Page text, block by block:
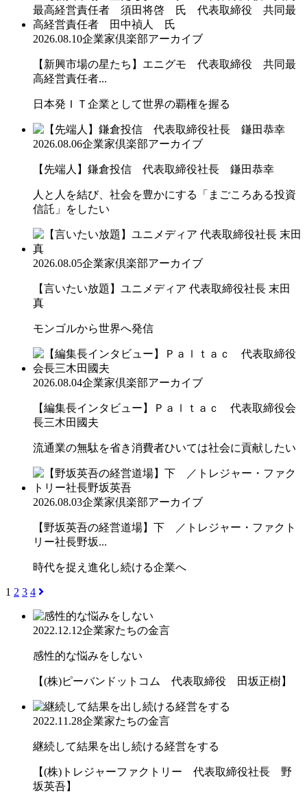
2026.08.10企業家倶楽部アーカイブ
【新興市場の星たち】エニグモ 代表取締役 共同最
高経営責任者...
日本発ＩＴ企業として世界の覇権を握る
2026.08.06企業家倶楽部アーカイブ
【先端人】鎌倉投信 代表取締役社長 鎌田恭幸
人と人を結び、社会を豊かにする「まごころある投資
信託」をしたい
2026.08.05企業家倶楽部アーカイブ
【言いたい放題】ユニメディア 代表取締役社長 末田
真
モンゴルから世界へ発信
2026.08.04企業家倶楽部アーカイブ
【編集長インタビュー】Ｐａｌｔａｃ 代表取締役会
長三木田國夫
流通業の無駄を省き消費者ひいては社会に貢献したい
2026.08.03企業家倶楽部アーカイブ
【野坂英吾の経営道場】下 ／トレジャー・ファクト
リー社長野坂...
時代を捉え進化し続ける企業へ
1 2 3 4
2022.12.12企業家たちの金言
感性的な悩みをしない
【(株)ピーバンドットコム 代表取締役 田坂正樹】
2022.11.28企業家たちの金言
継続して結果を出し続ける経営をする
【(株)トレジャーファクトリー 代表取締役社長 野
坂英吾】